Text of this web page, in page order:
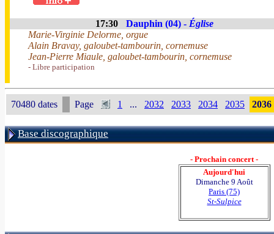
17:30 Dauphin (04) - Église
Marie-Virginie Delorme, orgue
Alain Bravay, galoubet-tambourin, cornemuse
Jean-Pierre Miaule, galoubet-tambourin, cornemuse
- Libre participation
70480 dates Page 1 ... 2032 2033 2034 2035 2036
Base discographique
- Prochain concert -
Aujourd'hui
Dimanche 9 Août
Paris (75)
St-Sulpice